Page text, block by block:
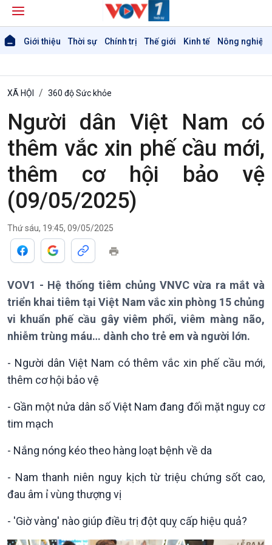
Giới thiệu Thời sự Chính trị Thế giới Kinh tế Nông nghiệp
Giới thiệu
Thời sự
Theo dòng Thời sự
Tin Chính trị
Chính phủ với người dân
Quốc hội với cử tri
Xây dựng đảng
Đảng trong cuộc sống
Nhận diện sự thật
Pháp luật và đời sống
Thế giới
Hồ sơ sự kiện quốc tế
Thế giới & Việt Nam
bền
XÃ HỘI 360 độ Sức khỏe
Người dân Việt Nam có
thêm vắc xin phế cầu mới,
thêm cơ hội bảo vệ
(09/05/2025)
Thứ sáu, 19:45, 09/05/2025
VOV1 - Hệ thống tiêm chủng VNVC vừa ra mắt và
triển khai tiêm tại Việt Nam vắc xin phòng 15 chủng
vi khuẩn phế cầu gây viêm phổi, viêm màng não,
nhiễm trùng máu… dành cho trẻ em và người lớn.
- Người dân Việt Nam có thêm vắc xin phế cầu mới,
thêm cơ hội bảo vệ
- Gần một nửa dân số Việt Nam đang đối mặt nguy cơ
tim mạch
- Nắng nóng kéo theo hàng loạt bệnh về da
- Nam thanh niên nguy kịch từ triệu chứng sốt cao,
đau âm ỉ vùng thượng vị
- 'Giờ vàng' nào giúp điều trị đột quỵ cấp hiệu quả?